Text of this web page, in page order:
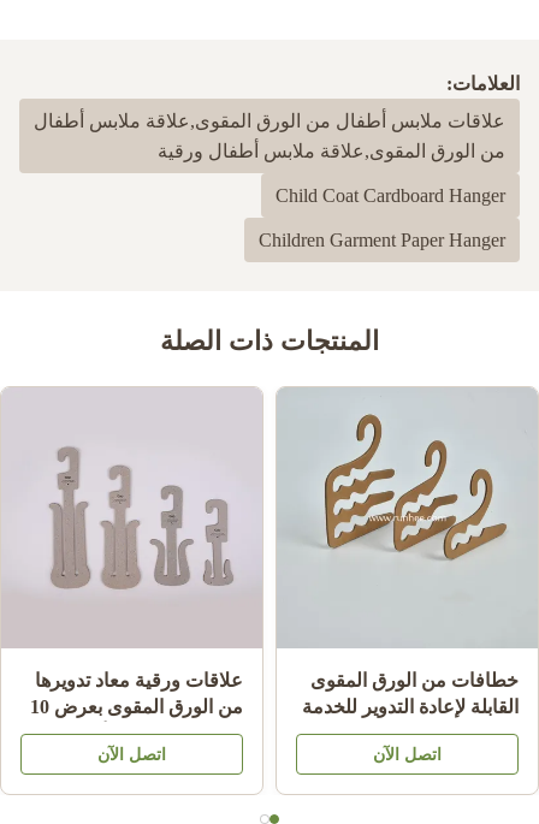
العلامات:
علاقات ملابس أطفال من الورق المقوى,علاقة ملابس أطفال
من الورق المقوى,علاقة ملابس أطفال ورقية
Child Coat Cardboard Hanger
Children Garment Paper Hanger
المنتجات ذات الصلة
خطافات من الورق المقوى
القابلة لإعادة التدوير للخدمة
الشاقة لتعليق الجوارب،
اتصل الآن
علاقات ورقية معاد تدويرها
من الورق المقوى بعرض 10
سم للشباشب والأحذية
اتصل الآن